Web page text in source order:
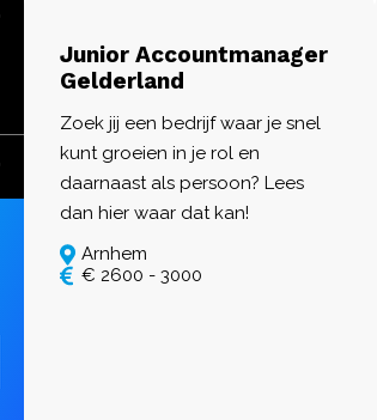
Junior Accountmanager
Gelderland
Zoek jij een bedrijf waar je snel
kunt groeien in je rol en
daarnaast als persoon? Lees
dan hier waar dat kan!
Arnhem
€ 2600 - 3000